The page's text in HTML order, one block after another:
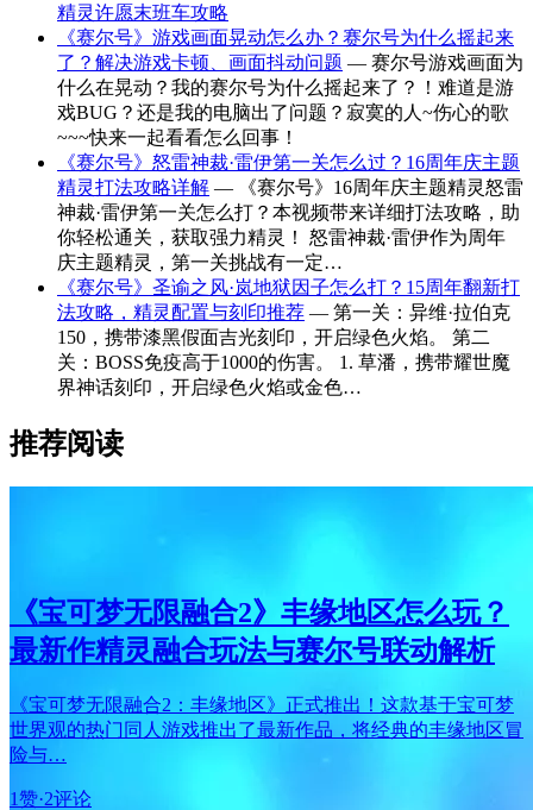
精灵许愿末班车攻略
《赛尔号》游戏画面晃动怎么办？赛尔号为什么摇起来
了？解决游戏卡顿、画面抖动问题 — 赛尔号游戏画面为
什么在晃动？我的赛尔号为什么摇起来了？！难道是游
戏BUG？还是我的电脑出了问题？寂寞的人~伤心的歌
~~~快来一起看看怎么回事！
《赛尔号》怒雷神裁·雷伊第一关怎么过？16周年庆主题
精灵打法攻略详解 — 《赛尔号》16周年庆主题精灵怒雷
神裁·雷伊第一关怎么打？本视频带来详细打法攻略，助
你轻松通关，获取强力精灵！ 怒雷神裁·雷伊作为周年
庆主题精灵，第一关挑战有一定…
《赛尔号》圣谕之风·岚地狱因子怎么打？15周年翻新打
法攻略，精灵配置与刻印推荐 — 第一关：异维·拉伯克
150，携带漆黑假面吉光刻印，开启绿色火焰。 第二
关：BOSS免疫高于1000的伤害。 1. 草潘，携带耀世魔
界神话刻印，开启绿色火焰或金色…
推荐阅读
《宝可梦无限融合2》丰缘地区怎么玩？
最新作精灵融合玩法与赛尔号联动解析
《宝可梦无限融合2：丰缘地区》正式推出！这款基于宝可梦
世界观的热门同人游戏推出了最新作品，将经典的丰缘地区冒
险与…
1赞·2评论